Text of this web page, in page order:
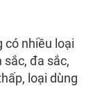
có nhiều loại
đa sắc,
loại dùng